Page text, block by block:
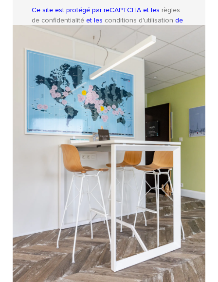
Ce site est protégé par reCAPTCHA et les règles
de confidentialitéet les conditions d'utilisation de
Google s'appliquent.